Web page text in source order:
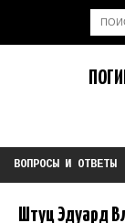
ВОПРОСЫ И ОТВЕТЫ
Штуц Эдуард